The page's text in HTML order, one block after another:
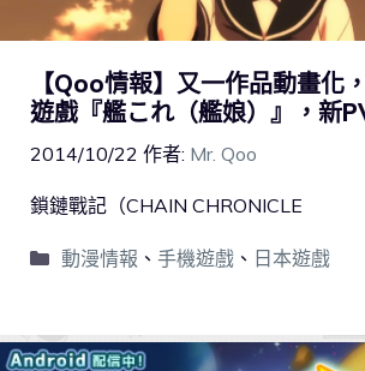
【Qoo情報】又一作品動畫化
遊戲『艦これ（艦娘）』，新
2014/10/22 作者: Mr. Qoo
鎖鏈戰記（CHAIN CHRONICLE
動漫情報 、 手機遊戲、 日本遊戲